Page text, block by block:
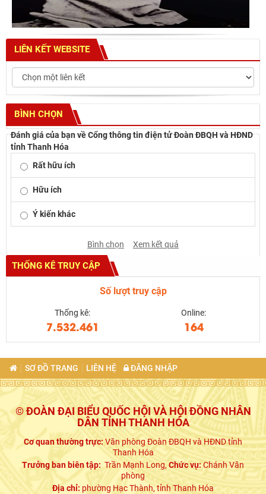
LIÊN KẾT WEBSITE
BÌNH CHỌN
Đánh giá của bạn về Cổng thông tin điện tử Đoàn ĐBQH và HĐND
tỉnh Thanh Hóa
Rất hữu ích
Hữu ích
Ý kiến khác
Bình chọn Xem kết quả
THỐNG KÊ TRUY CẬP
Số lượt truy cập
Thống kê:
7.532.461
Online:
164
SƠ ĐỒ TRANG LIÊN HỆ ĐĂNG NHẬP
© ĐOÀN ĐẠI BIỂU QUỐC HỘI VÀ HỘI ĐỒNG NHÂN
DÂN TỈNH THANH HÓA
Cơ quan thường trực:Văn phòng Đoàn ĐBQH và HĐND tỉnh
Thanh Hóa
Trưởng ban biên tập: Trần Mạnh Long,Chức vụ:Chánh Văn
phòng
Địa chỉ: phường Hạc Thành, tỉnh Thanh Hóa